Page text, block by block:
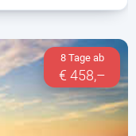
8 Tage ab
€ 458,–